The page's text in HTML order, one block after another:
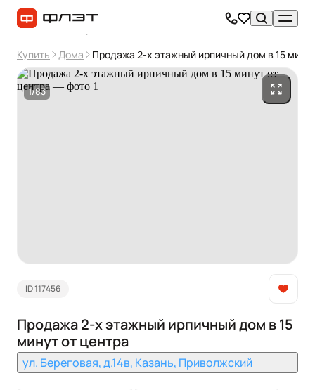
Купить Дома Продажа 2-х этажный ирпичный дом в 15
1/83
ID 117456
Продажа 2-х этажный ирпичный дом в 15
минут от центра
ул. Береговая, д.14в, Казань, Приволжский